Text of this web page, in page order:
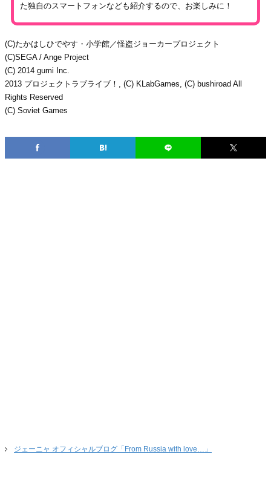
た独自のスマートフォンなども紹介するので、お楽しみに！
(C)たかはしひでやす・小学館／怪盗ジョーカープロジェクト
(C)SEGA / Ange Project
(C) 2014 gumi Inc.
2013 プロジェクトラブライブ！, (C) KLabGames, (C) bushiroad All
Rights Reserved
(C) Soviet Games
ジェーニャ オフィシャルブログ「From Russia with love…」